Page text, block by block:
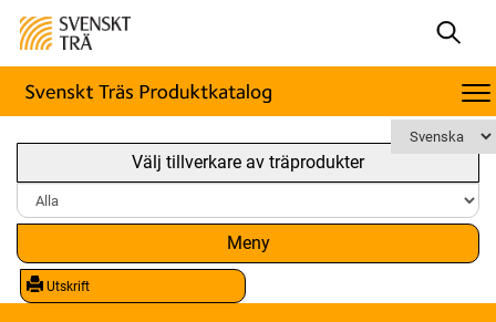
Välj tillverkare av träprodukter
Meny
Utskrift